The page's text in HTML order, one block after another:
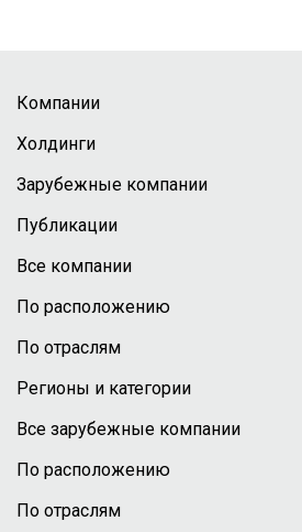
Компании
Холдинги
Зарубежные компании
Публикации
Все компании
По расположению
По отраслям
Регионы и категории
Все зарубежные компании
По расположению
По отраслям